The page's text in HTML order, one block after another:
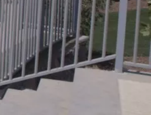
וידיאו